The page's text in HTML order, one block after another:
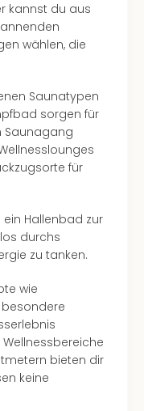
kannst du aus
wählen, die
Saunatypen
sorgen für
Saunagang
für
Hallenbad zur
durchs
zu tanken.
wie
bieten dir
keine